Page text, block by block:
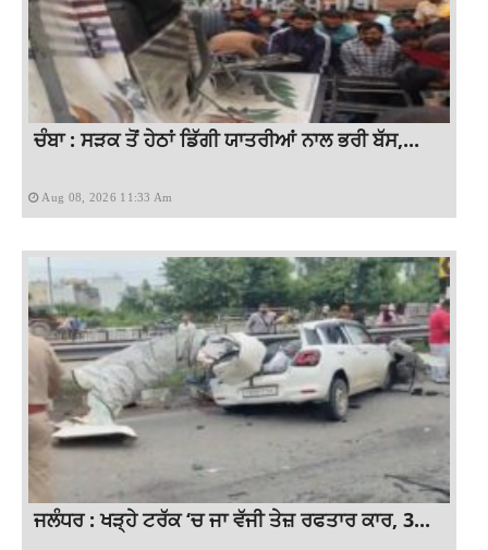
ਚੰਬਾ : ਸੜਕ ਤੋਂ ਹੇਠਾਂ ਡਿੱਗੀ ਯਾਤਰੀਆਂ ਨਾਲ ਭਰੀ ਬੱਸ,...
Aug 08, 2026 11:33 Am
ਜਲੰਧਰ : ਖੜ੍ਹੇ ਟਰੱਕ ‘ਚ ਜਾ ਵੱਜੀ ਤੇਜ਼ ਰਫਤਾਰ ਕਾਰ, 3...